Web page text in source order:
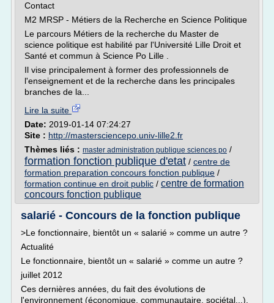
Contact
M2 MRSP - Métiers de la Recherche en Science Politique
Le parcours Métiers de la recherche du Master de
science politique est habilité par l'Université Lille Droit et
Santé et commun à Science Po Lille .
Il vise principalement à former des professionnels de
l'enseignement et de la recherche dans les principales
branches de la...
Lire la suite
Date: 2019-01-14 07:24:27
Site : http://mastersciencepo.univ-lille2.fr
Thèmes liés : master administration publique sciences po /
formation fonction publique d'etat / centre de
formation preparation concours fonction publique /
formation continue en droit public / centre de formation
concours fonction publique
salarié - Concours de la fonction publique
>Le fonctionnaire, bientôt un « salarié » comme un autre ?
Actualité
Le fonctionnaire, bientôt un « salarié » comme un autre ?
juillet 2012
Ces dernières années, du fait des évolutions de
l'environnement (économique, communautaire, sociétal...),